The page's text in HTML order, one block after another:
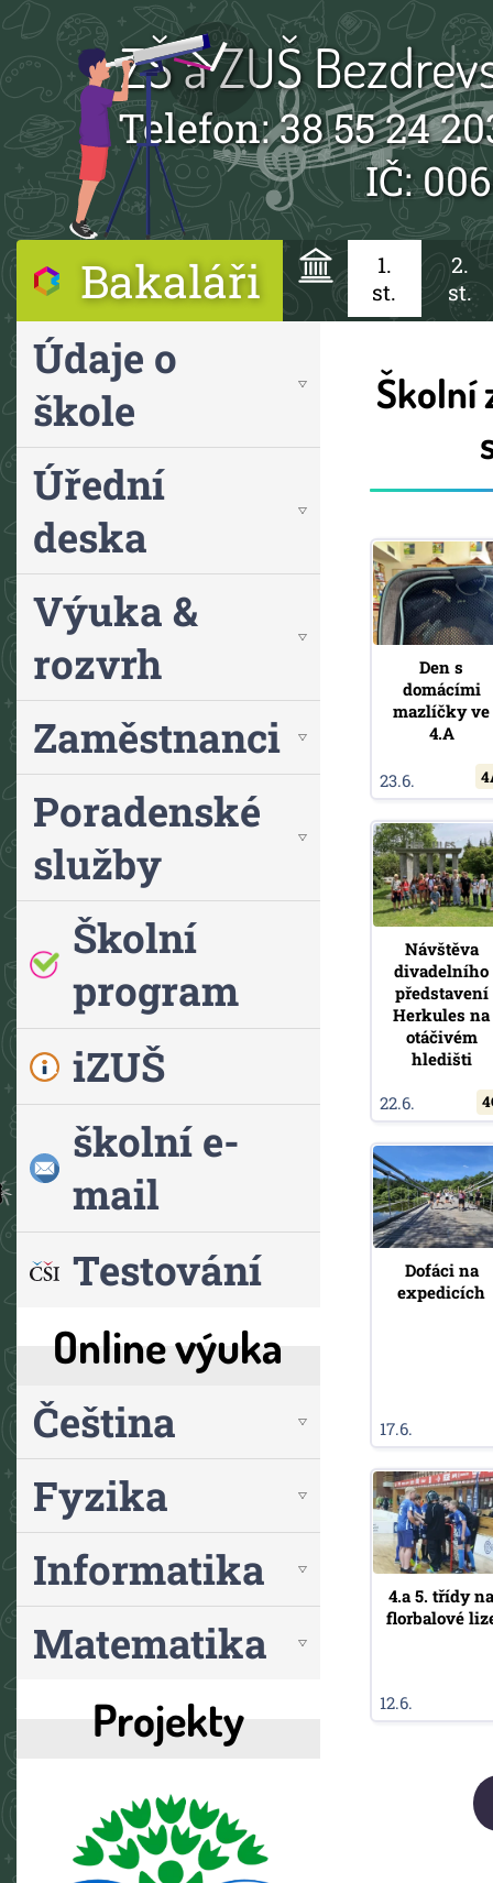
ZŠ a ZUŠ
Telefon: 38 55 24
IČ:
Bakaláři
1.
st.
2.
st.
Údaje o
škole
Úřední
deska
Výuka &
rozvrh
Zaměstnanci
Poradenské
služby
Školní
program
iZUŠ
školní e-
mail
Testování
Online výuka
Čeština
Fyzika
Informatika
Matematika
Projekty
Školní
Den s
domácími
mazlíčky ve
4.A
23.6.
Návštěva
divadelního
představení
Herkules na
otáčivém
hledišti
22.6.
Dofáci na
expedicích
17.6.
4.a 5. třídy
florbalové
12.6.